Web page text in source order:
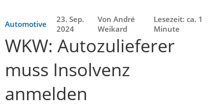
Automotive
23. Sep.
2024
Von André
Weikard
Lesezeit: ca. 1
Minute
WKW: Autozulieferer
muss Insolvenz
anmelden